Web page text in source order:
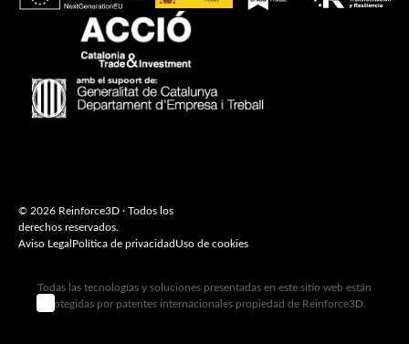
© 2026 Reinforce3D · Todos los
derechos reservados.
Aviso Legal Política de privacidad Uso de cookies
Todas las tecnologías y soluciones presentadas en este sitio web están
protegidas por patentes internacionales propiedad de Reinforce3D.